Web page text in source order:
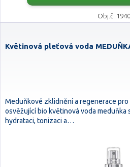
Obj.č. 1940
Květinová pleťová voda
Meduňkové zklidnění a regenerace
osvěžující bio květinová voda meduňka
hydrataci, tonizaci a…